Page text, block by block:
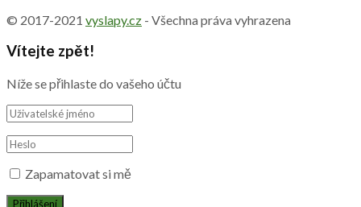
© 2017-2021 vyslapy.cz - Všechna práva vyhrazena
Vítejte zpět!
Níže se přihlaste do vašeho účtu
Zapamatovat si mě